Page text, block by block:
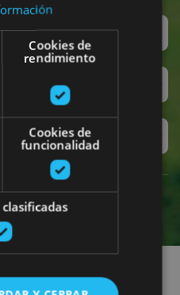
Cookies de
rendimiento
Cookies de
funcionalidad